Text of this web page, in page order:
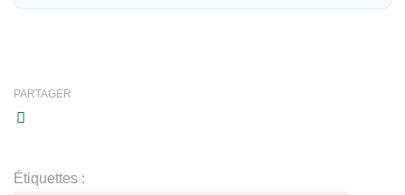
PARTAGER
Étiquettes :